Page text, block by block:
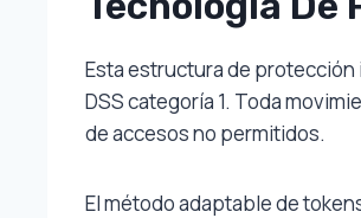
Esta estructura de
DSS categoría 1. Toda
de accesos no permitidos.
El método adaptable de